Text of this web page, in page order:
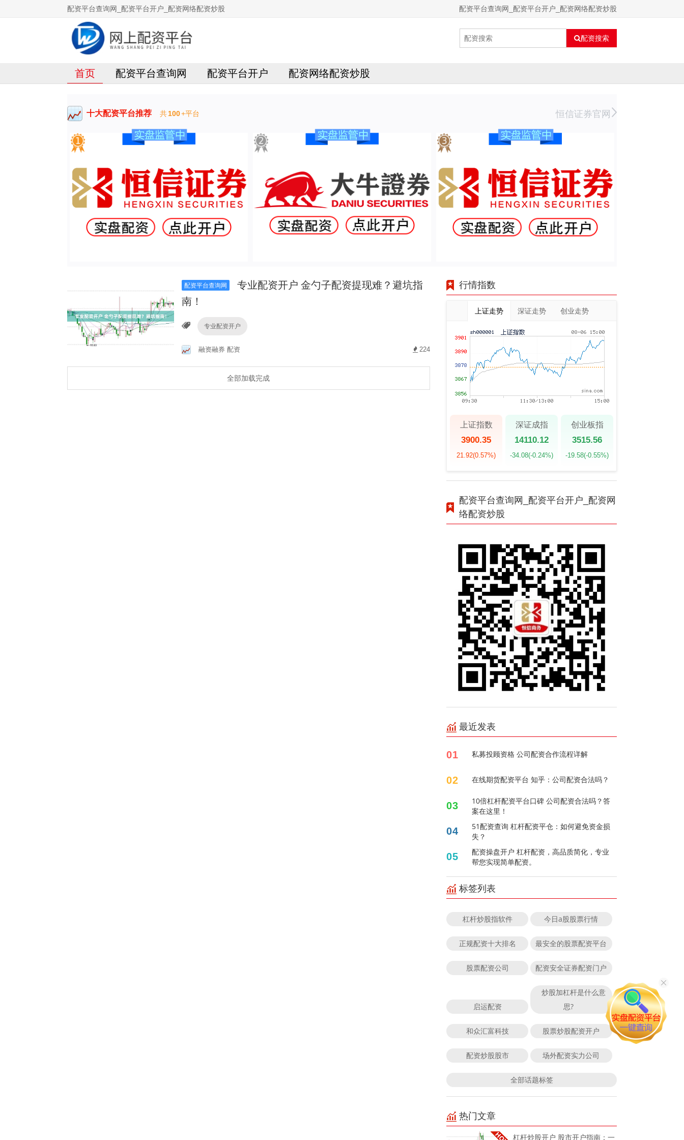
配资平台查询网_配资平台开户_配资网络配资炒股 配资平台查询网_配资平台开户_配资网络配资炒股
配资搜索
首页 配资平台查询网 配资平台开户 配资网络配资炒股
十大配资平台推荐 共100+平台 恒信证券官网
配资平台查询网
专业配资开户 金勺子配资提现难？避坑指
南！
专业配资开户
融资融券 配资 224
全部加载完成
行情指数
上证走势 深证走势 创业走势
上证指数
3900.35
21.92(0.57%)
深证成指
14110.12
-34.08(-0.24%)
创业板指
3515.56
-19.58(-0.55%)
配资平台查询网_配资平台开户_配资网
络配资炒股
最近发表
01 私募投顾资格 公司配资合作流程详解
02 在线期货配资平台 知乎：公司配资合法吗？
03
10倍杠杆配资平台口碑 公司配资合法吗？答
案在这里！
04
51配资查询 杠杆配资平仓：如何避免资金损
失？
05
配资操盘开户 杠杆配资，高品质简化，专业
帮您实现简单配资。
标签列表
杠杆炒股指软件 今日a股股票行情
正规配资十大排名 最安全的股票配资平台
股票配资公司 配资安全证券配资门户
启运配资
炒股加杠杆是什么意
思?
和众汇富科技 股票炒股配资开户
配资炒股股市 场外配资实力公司
全部话题标签
热门文章
杠杆炒股开户 股市开户指南：一